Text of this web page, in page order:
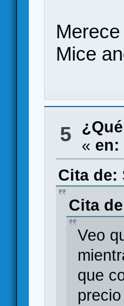
Mice
5
« en:
Cita de:
Cita
Veo
que